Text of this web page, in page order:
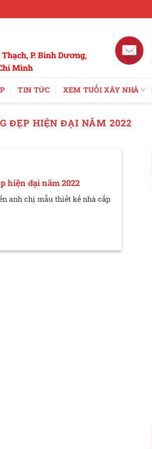
P. Bình Dương,
Minh
TIN TỨC XEM TUỔI XÂY NHÀ
ĐẸP HIỆN ĐẠI NĂM 2022
hiện đại năm 2022
anh chị mẫu thiết kế nhà cấp